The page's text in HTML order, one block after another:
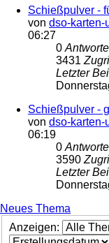
Schießpulver -
von dso-karten-
06:27
0
3431
Letzter
Schießpulver -
von dso-karten-
06:19
0
3590
Letzter
Neues Thema
Anzeigen: